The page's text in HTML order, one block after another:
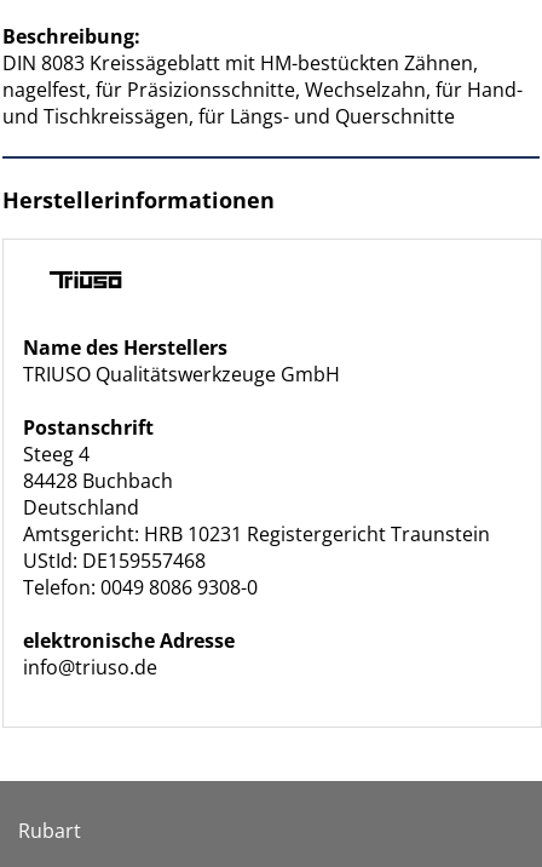
Beschreibung:
DIN 8083 Kreissägeblatt mit HM-bestückten Zähnen,
nagelfest, für Präsizionsschnitte, Wechselzahn, für Hand-
und Tischkreissägen, für Längs- und Querschnitte
Herstellerinformationen
Name des Herstellers
TRIUSO Qualitätswerkzeuge GmbH
Postanschrift
Steeg 4
84428 Buchbach
Deutschland
Amtsgericht: HRB 10231 Registergericht Traunstein
UStId: DE159557468
Telefon: 0049 8086 9308-0
elektronische Adresse
info@triuso.de
Rubart